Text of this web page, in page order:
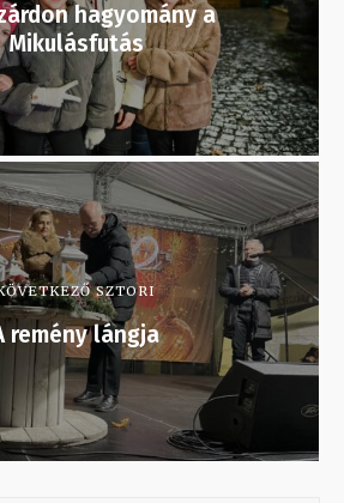
hagyomány a
Mikulásfutás
SZTORI
remény lángja